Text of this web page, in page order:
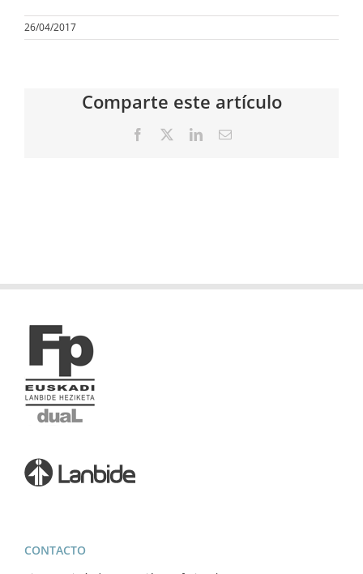
26/04/2017
Comparte este artículo
Facebook LinkedInCorreo
CONTACTO